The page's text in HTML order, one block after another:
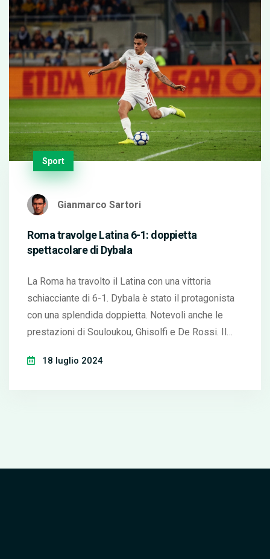
Sport
Gianmarco Sartori
Roma travolge Latina 6-1: doppietta
spettacolare di Dybala
La Roma ha travolto il Latina con una vittoria
schiacciante di 6-1. Dybala è stato il protagonista
con una splendida doppietta. Notevoli anche le
prestazioni di Souloukou, Ghisolfi e De Rossi. Il
18 luglio 2024